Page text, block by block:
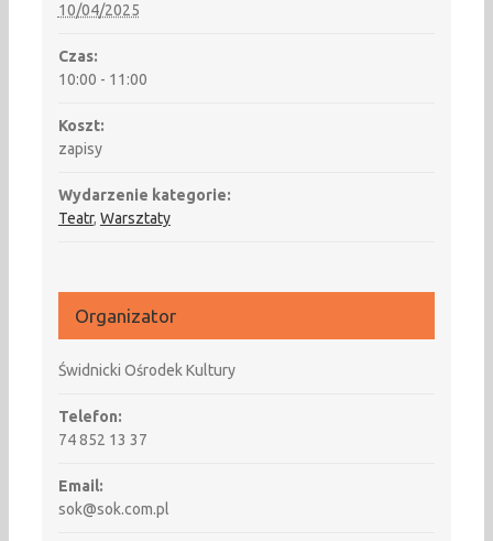
10/04/2025
Czas:
10:00 - 11:00
Koszt:
zapisy
Wydarzenie kategorie:
Teatr, Warsztaty
Organizator
Świdnicki Ośrodek Kultury
Telefon:
74 852 13 37
Email:
sok@sok.com.pl